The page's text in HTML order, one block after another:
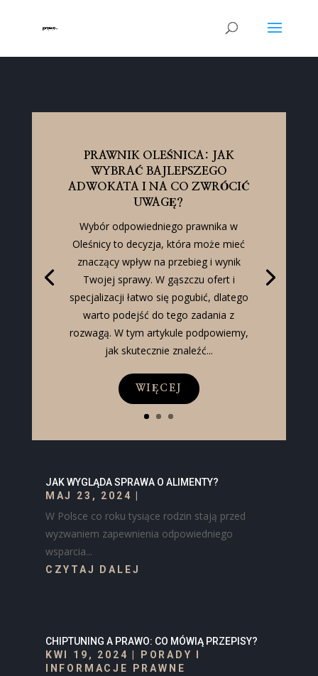
PRAWNIK OLEŚNICA: JAK
WYBRAĆ BAJLEPSZEGO
ADWOKATA I NA CO ZWRÓCIĆ
UWAGĘ?
Wybór odpowiedniego prawnika w
Oleśnicy to decyzja, która może mieć
znaczący wpływ na przebieg i wynik
Twojej sprawy. W gąszczu ofert i
specjalizacji łatwo się pogubić, dlatego
warto podejść do tego zadania z
rozwagą. W tym artykule podpowiemy,
jak skutecznie znaleźć...
WIĘCEJ
JAK WYGLĄDA SPRAWA O ALIMENTY?
MAJ 23, 2024
W Polsce co roku tysiące rodzin stają przed
wyzwaniem zapewnienia odpowiedniego
wsparcia...
CZYTAJ DALEJ
CHIPTUNING A PRAWO: CO MÓWIĄ PRZEPISY?
KWI 19, 2024
PORADY I
INFORMACJE PRAWNE